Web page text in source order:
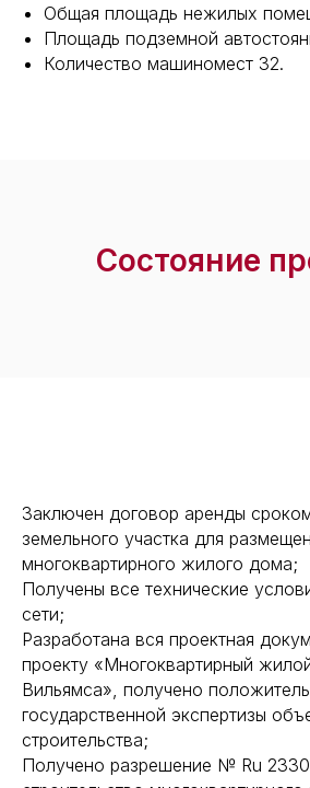
Общая площадь нежилых
Площадь подземной
Количество машиномест 32.
Состояние
Заключен договор аренды
земельного участка для
многоквартирного жилого дома;
Получены все технические
сети;
Разработана вся проектная
проекту «Многоквартирный
Вильямса», получено
государственной экспертизы
строительства;
Получено разрешение № Ru